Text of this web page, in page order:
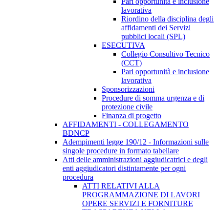
lavorativa
Riordino della disciplina degli
affidamenti dei Servizi
pubblici locali (SPL)
ESECUTIVA
Collegio Consultivo Tecnico
(CCT)
Pari opportunità e inclusione
lavorativa
Sponsorizzazioni
Procedure di somma urgenza e di
protezione civile
Finanza di progetto
AFFIDAMENTI - COLLEGAMENTO
BDNCP
Adempimenti legge 190/12 - Informazioni sulle
singole procedure in formato tabellare
Atti delle amministrazioni aggiudicatrici e degli
enti aggiudicatori distintamente per ogni
procedura
ATTI RELATIVI ALLA
PROGRAMMAZIONE DI LAVORI
OPERE SERVIZI E FORNITURE